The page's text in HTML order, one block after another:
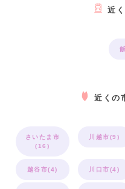
近
近くの
さいたま市
(16)
川越市(9)
越谷市(4) 川口市(4)